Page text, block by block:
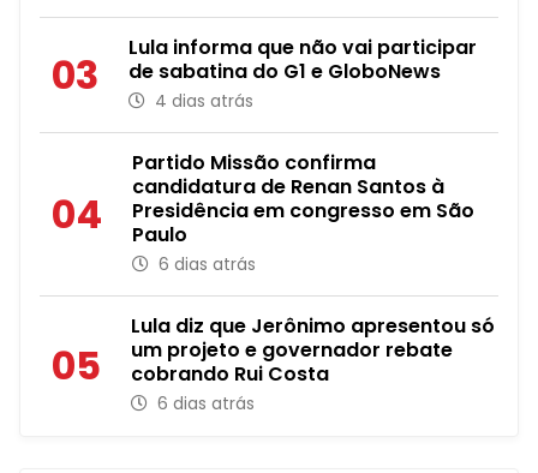
03
Lula informa que não vai participar
de sabatina do G1 e GloboNews
4 dias atrás
04
Partido Missão confirma
candidatura de Renan Santos à
Presidência em congresso em São
Paulo
6 dias atrás
05
Lula diz que Jerônimo apresentou só
um projeto e governador rebate
cobrando Rui Costa
6 dias atrás